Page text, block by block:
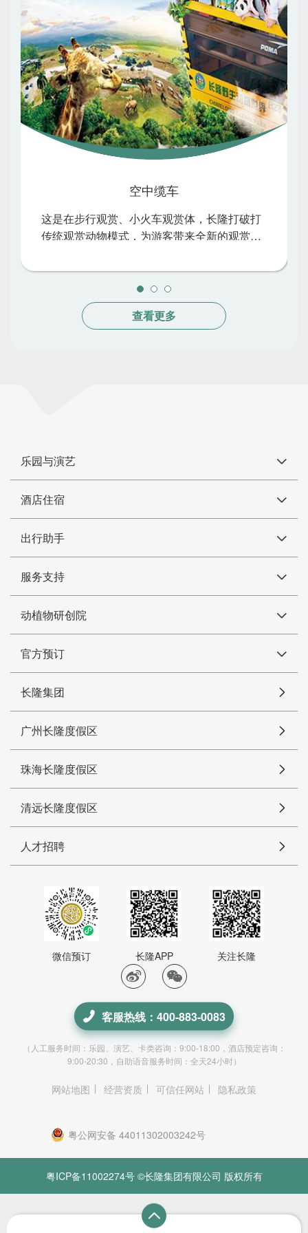
空中缆车
这是在步行观赏、小火车观赏体，长隆打破打
传统观赏动物模式，为游客带来全新的观赏体
查看更多
乐园与演艺
酒店住宿
出行助手
服务支持
动植物研创院
官方预订
长隆集团
广州长隆度假区
珠海长隆度假区
清远长隆度假区
人才招聘
微信预订 长隆APP 关注长隆
客服热线：400-883-0083
（人工服务时间：乐园、演艺、卡类咨询：9:00-18:00，酒店预定咨询：
9:00-20:30，自助语音服务时间：全天24小时）
网站地图 经营资质 可信任网站 隐私政策
粤公网安备 44011302003242号
粤ICP备11002274号©长隆集团有限公司 版权所有